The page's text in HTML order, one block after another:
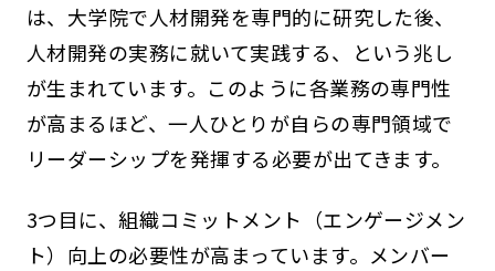
は、大学院で人材開発を専門的に研究した後、
人材開発の実務に就いて実践する、という兆し
が生まれています。このように各業務の専門性
が高まるほど、一人ひとりが自らの専門領域で
リーダーシップを発揮する必要が出てきます。
3つ目に、組織コミットメント（エンゲージメン
ト）向上の必要性が高まっています。メンバー